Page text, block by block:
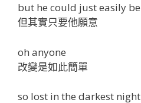
but he could just easily be
但其實只要他願意
oh anyone
改變是如此簡單
so lost in the darkest night